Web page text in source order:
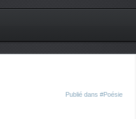
Publié dans #Poésie